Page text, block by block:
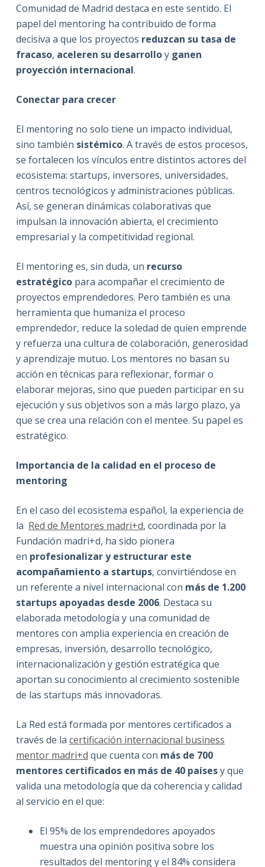
Comunidad de Madrid destaca en este sentido. El
papel del mentoring ha contribuido de forma
decisiva a que los proyectos reduzcan su tasa de
fracaso, aceleren su desarrolloy ganen
proyección internacional.
Conectar para crecer
El mentoring no solo tiene un impacto individual,
sino también sistémico. A través de estos procesos,
se fortalecen los vínculos entre distintos actores del
ecosistema: startups, inversores, universidades,
centros tecnológicos y administraciones públicas.
Así, se generan dinámicas colaborativas que
impulsan la innovación abierta, el crecimiento
empresarial y la competitividad regional.
El mentoring es, sin duda, un recurso
estratégicopara acompañar el crecimiento de
proyectos emprendedores. Pero también es una
herramienta que humaniza el proceso
emprendedor, reduce la soledad de quien emprende
y refuerza una cultura de colaboración, generosidad
y aprendizaje mutuo. Los mentores no basan su
acción en técnicas para reflexionar, formar o
elaborar mejoras, sino que pueden participar en su
ejecución y sus objetivos son a más largo plazo, ya
que se crea una relación con el mentee. Su papel es
estratégico.
Importancia de la calidad en el proceso de
mentoring
En el caso del ecosistema español, la experiencia de
la Red de Mentores madri+d, coordinada por la
Fundación madri+d, ha sido pionera
en profesionalizar y estructurar este
acompañamiento a startups, convirtiéndose en
un referente a nivel internacional con más de 1.200
startups apoyadas desde 2006. Destaca su
elaborada metodología y una comunidad de
mentores con amplia experiencia en creación de
empresas, inversión, desarrollo tecnológico,
internacionalización y gestión estratégica que
aportan su conocimiento al crecimiento sostenible
de las startups más innovadoras.
La Red está formada por mentores certificados a
través de la certificación internacional business
mentor madri+d que cuenta con más de 700
mentores certificados en más de 40 paísesy que
valida una metodología que da coherencia y calidad
al servicio en el que:
El 95% de los emprendedores apoyados
muestra una opinión positiva sobre los
resultados del mentoring y el 84% considera